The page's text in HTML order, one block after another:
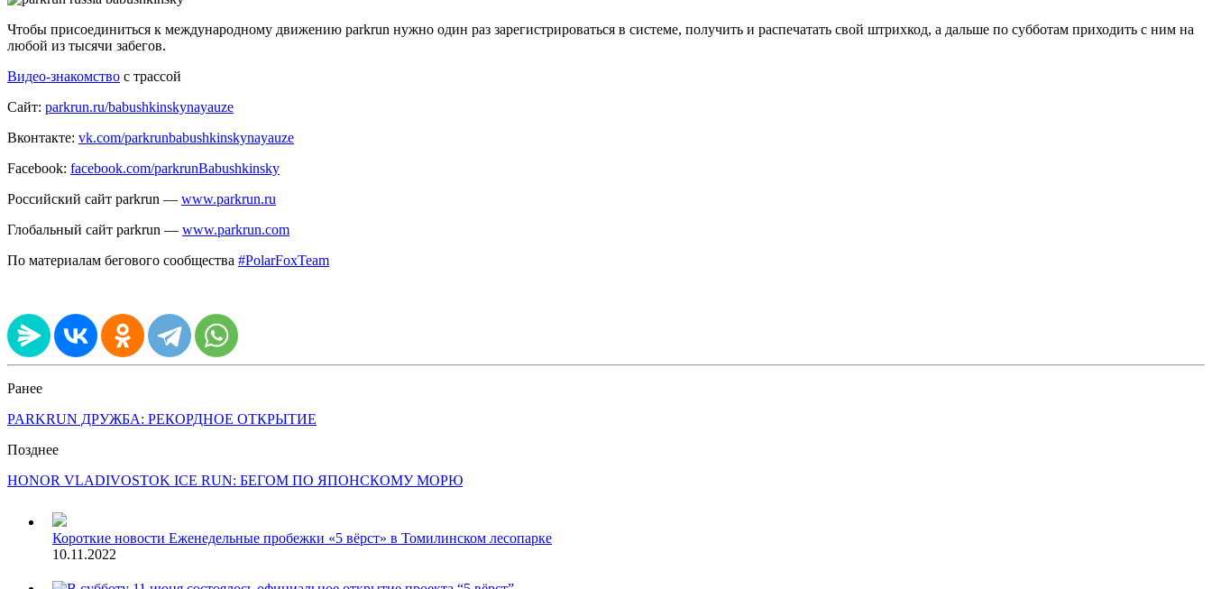
Чтобы присоединиться к международному движению parkrun нужно один раз зарегистрироваться в системе, получить и распечатать свой штрихкод, а дальше по субботам приходить с ним на
любой из тысячи забегов.
Видео-знакомство с трассой
Сайт: parkrun.ru/babushkinskynayauze
Вконтакте: vk.com/parkrunbabushkinskynayauze
Facebook: facebook.com/parkrunBabushkinsky
Российский сайт parkrun — www.parkrun.ru
Глобальный сайт parkrun — www.parkrun.com
По материалам бегового сообщества #PolarFoxTeam
Ранее
PARKRUN ДРУЖБА: РЕКОРДНОЕ ОТКРЫТИЕ
Позднее
HONOR VLADIVOSTOK ICE RUN: БЕГОМ ПО ЯПОНСКОМУ МОРЮ
Короткие новости Еженедельные пробежки «5 вёрст» в Томилинском лесопарке
10.11.2022